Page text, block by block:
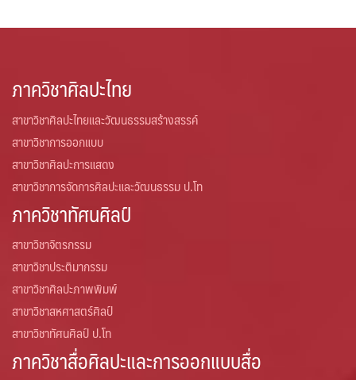
วารสารวิจิตรศิลป์ออนไลน์ (ThaiJO)
หน่วยบริหารงานวิจัย
หน่วยวิเทศสัมพันธ์
ทุนเสนอผลงานวิชาการระดับนานาชาติ ณ ต่างประเทศ (update
มิถุนายน 2569)
โครงการแลกเปลี่ยนนักศึกษา
โครงสร้างองค์กร
ภาควิชาศิลปะไทย
สาขาวิชาศิลปะไทยและวัฒนธรรมสร้างสรรค์
สาขาวิชาการออกแบบ
สาขาวิชาศิลปะการแสดง
สาขาวิชาการจัดการศิลปะและวัฒนธรรม ป.โท
ภาควิชาทัศนศิลป์
สาขาวิชาจิตรกรรม
สาขาวิชาประติมากรรม
สาขาวิชาศิลปะภาพพิมพ์
สาขาวิชาสหศาสตร์ศิลป์
สาขาวิชาทัศนศิลป์ ป.โท
ภาควิชาสื่อศิลปะและการออกแบบสื่อ